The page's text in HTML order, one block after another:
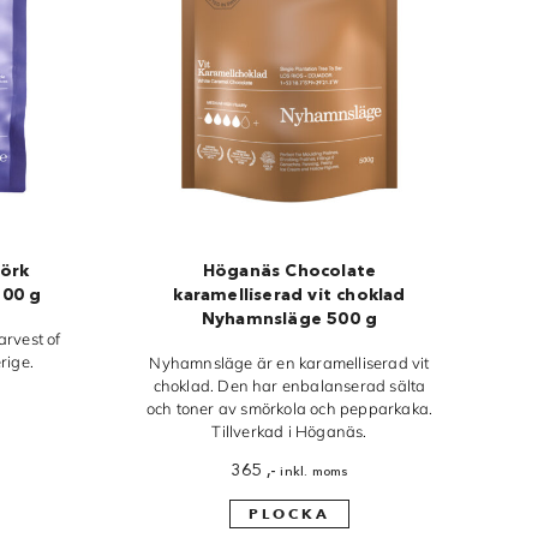
g
of
Höganäs Chocolate
karamelliserad vit choklad
Nyhamnsläge 500 g
Nyhamnsläge är en karamelliserad vit
choklad. Den har enbalanserad sälta
och toner av smörkola och pepparkaka.
Tillverkad i Höganäs.
365 ,- inkl. moms
PLOCKA